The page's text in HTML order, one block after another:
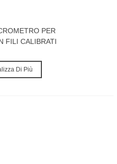
PER
FILI CALIBRATI
Di Più